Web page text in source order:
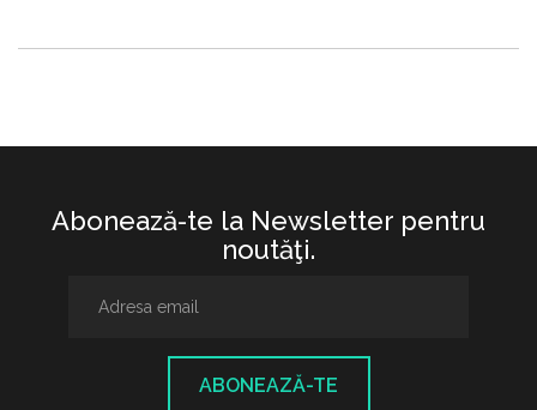
Abonează-te la Newsletter pentru
noutăţi.
ABONEAZĂ-TE